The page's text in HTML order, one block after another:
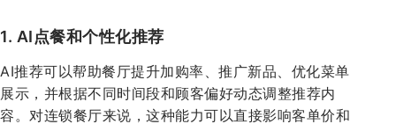
1. AI点餐和个性化推荐
AI推荐可以帮助餐厅提升加购率、推广新品、优化菜单
展示，并根据不同时间段和顾客偏好动态调整推荐内
容。对连锁餐厅来说，这种能力可以直接影响客单价和